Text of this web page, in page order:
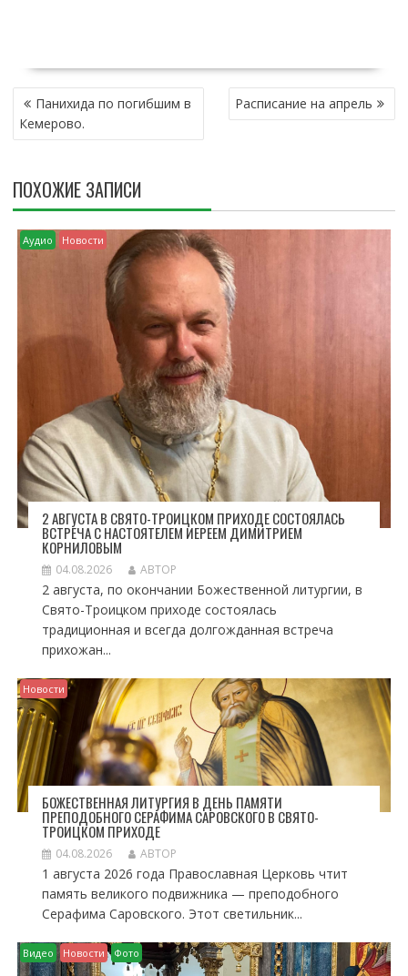
Н
А
В
Г
А
Ц
И
Я
П
Панихида по погибшим в
Кемерово.
Расписание на апрель
ПОХОЖИЕ ЗАПИСИ
Аудио Новости
2 АВГУСТА В СВЯТО-ТРОИЦКОМ ПРИХОДЕ СОСТОЯЛАСЬ
ВСТРЕЧА С НАСТОЯТЕЛЕМ ИЕРЕЕМ ДИМИТРИЕМ
КОРНИЛОВЫМ
04.08.2026 АВТОР
2 августа, по окончании Божественной литургии, в
Свято-Троицком приходе состоялась
традиционная и всегда долгожданная встреча
прихожан...
Новости
БОЖЕСТВЕННАЯ ЛИТУРГИЯ В ДЕНЬ ПАМЯТИ
ПРЕПОДОБНОГО СЕРАФИМА САРОВСКОГО В СВЯТО-
ТРОИЦКОМ ПРИХОДЕ
04.08.2026 АВТОР
1 августа 2026 года Православная Церковь чтит
память великого подвижника — преподобного
Серафима Саровского. Этот светильник...
Видео Новости Фото